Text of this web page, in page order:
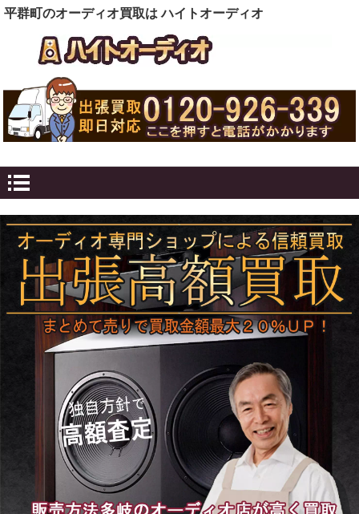
平群町のオーディオ買取は ハイトオーディオ